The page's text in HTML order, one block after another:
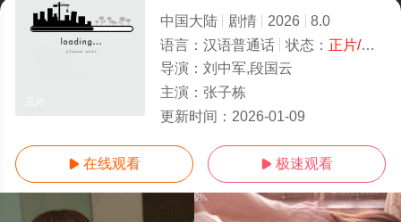
中国大陆 剧情 2026
8.0
语言： 汉语普通话 状态： 正片/高清
导演： 刘中军,段国云
主演： 张子栋
更新时间： 2026-01-09
 在线观看  极速观看